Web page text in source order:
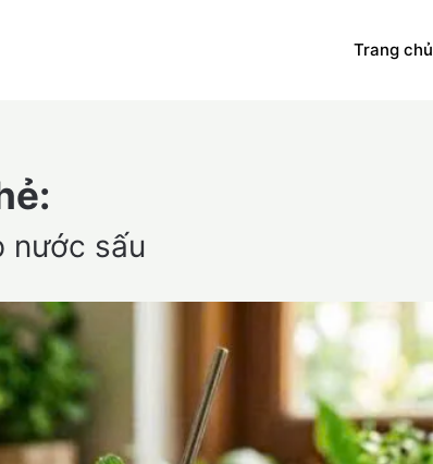
Trang chủ
nước sấu